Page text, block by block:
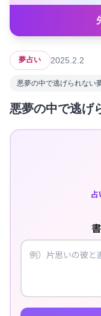
夢占い 2025.2.2
悪夢の中で逃げられない
悪夢の中で逃げ
占